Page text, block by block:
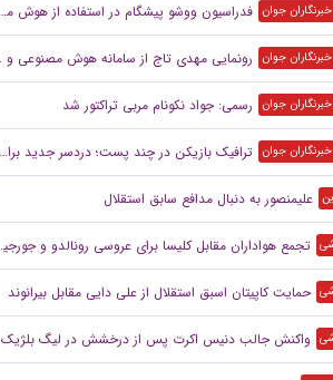
جوان فدراسیون ووشو پیشگام در استفاده از هوش مصنوعی
جوان رونمایی مهدی تاج از سامانه هوش مصنوعی و VAR بومی
جوان رسمی: جواد نکونام مربی تراکتور شد
جوان ترافیک بازیکن در چند پست؛ دردسر جدید برای مهدی تارتار
علیمنصور به دنبال مدافع سابق استقلال
تجمع هواداران مقابل کلیسا برای عروسی رونالدو و جورجینا! +عکس
حمایت کاپیتان اسبق استقلال از علی دایی مقابل بیرانوند
واکنش جالب دنیس اکرت پس از درخشش در لیگ بلژیک: اگر رئال مادرید پیشنهاد بدهد…!